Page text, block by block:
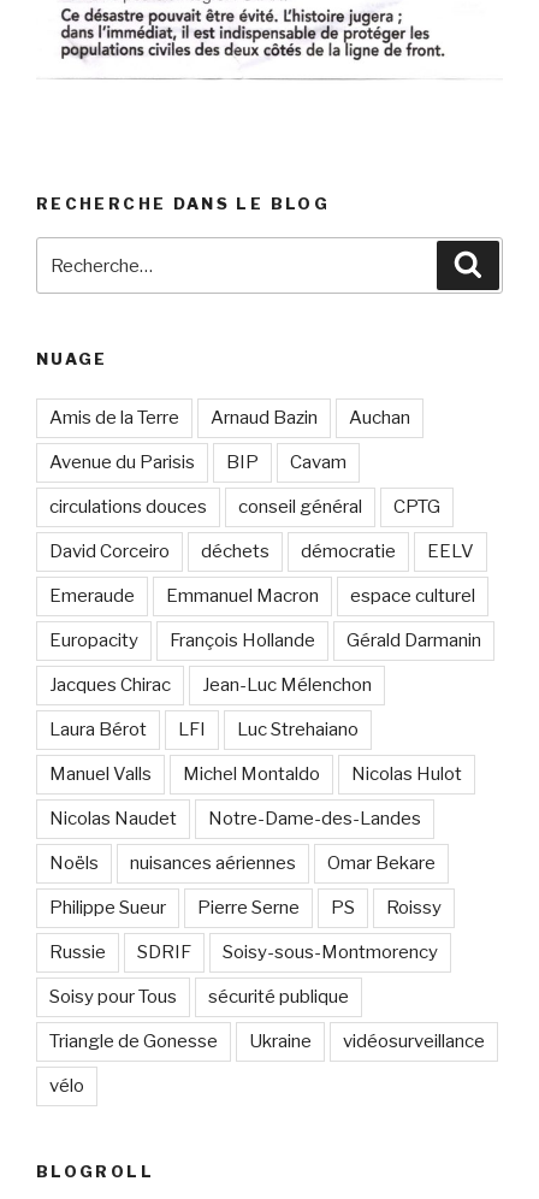
RECHERCHE DANS LE BLOG
NUAGE
Amis de la Terre Arnaud Bazin Auchan
Avenue du Parisis BIP Cavam
circulations douces conseil général CPTG
David Corceiro déchets démocratie EELV
Emeraude Emmanuel Macron espace culturel
Europacity François Hollande Gérald Darmanin
Jacques Chirac Jean-Luc Mélenchon
Laura Bérot LFI Luc Strehaiano
Manuel Valls Michel Montaldo Nicolas Hulot
Nicolas Naudet Notre-Dame-des-Landes
Noëls nuisances aériennes Omar Bekare
Philippe Sueur Pierre Serne PS Roissy
Russie SDRIF Soisy-sous-Montmorency
Soisy pour Tous sécurité publique
Triangle de Gonesse Ukraine vidéosurveillance
vélo
BLOGROLL